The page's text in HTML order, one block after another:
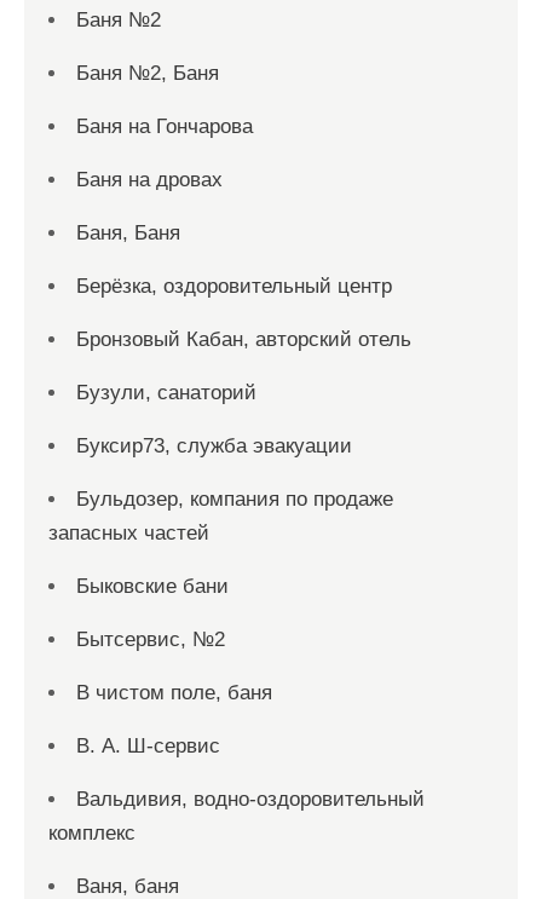
Баня №2
Баня №2, Баня
Баня на Гончарова
Баня на дровах
Баня, Баня
Берёзка, оздоровительный центр
Бронзовый Кабан, авторский отель
Бузули, санаторий
Буксир73, служба эвакуации
Бульдозер, компания по продаже
запасных частей
Быковские бани
Бытсервис, №2
В чистом поле, баня
В. А. Ш-сервис
Вальдивия, водно-оздоровительный
комплекс
Ваня, баня